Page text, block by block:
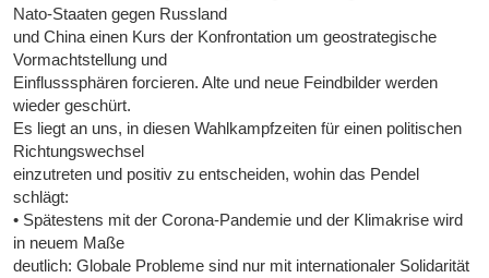
Nato-Staaten gegen Russland
und China einen Kurs der Konfrontation um geostrategische
Vormachtstellung und
Einflusssphären forcieren. Alte und neue Feindbilder werden
wieder geschürt.
Es liegt an uns, in diesen Wahlkampfzeiten für einen politischen
Richtungswechsel
einzutreten und positiv zu entscheiden, wohin das Pendel
schlägt:
• Spätestens mit der Corona-Pandemie und der Klimakrise wird
in neuem Maße
deutlich: Globale Probleme sind nur mit internationaler Solidarität